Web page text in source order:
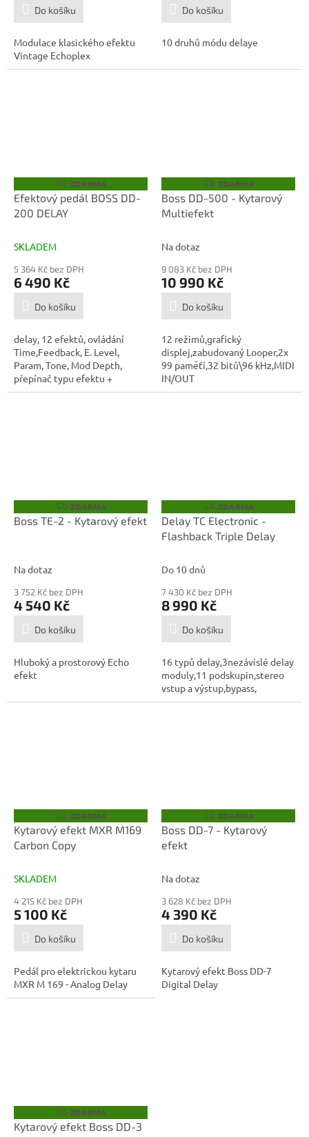
Do košíku
Modulace klasického efektu
Vintage Echoplex
Do košíku
10 druhů módu delaye
Z
D
A
R
ZDARMA
Efektový pedál BOSS DD-
200 DELAY
SKLADEM
5 364 Kč bez DPH
6 490 Kč
Do košíku
delay, 12 efektů, ovládání
Time,Feedback, E. Level,
Param, Tone, Mod Depth,
přepínač typu efektu +
přepínače Tap...
Z
D
A
R
ZDARMA
Boss DD-500 - Kytarový
Multiefekt
Na dotaz
9 083 Kč bez DPH
10 990 Kč
Do košíku
12 režimů,grafický
displej,zabudovaný Looper,2x
99 paměťí,32 bitů\96 kHz,MIDI
IN/OUT
Z
D
A
ZDARMA
Boss TE-2 - Kytarový efekt
Na dotaz
3 752 Kč bez DPH
4 540 Kč
Do košíku
Hluboký a prostorový Echo
efekt
Z
D
A
R
ZDARMA
Delay TC Electronic -
Flashback Triple Delay
Do 10 dnů
7 430 Kč bez DPH
8 990 Kč
Do košíku
16 typů delay,3nezávislé delay
moduly,11 podskupin,stereo
vstup a výstup,bypass,
Z
D
A
R
M
ZDARMA
Kytarový efekt MXR M169
Carbon Copy
SKLADEM
4 215 Kč bez DPH
5 100 Kč
Do košíku
Pedál pro elektrickou kytaru
MXR M 169 - Analog Delay
Z
D
A
ZDARMA
Boss DD-7 - Kytarový
efekt
Na dotaz
3 628 Kč bez DPH
4 390 Kč
Do košíku
Kytarový efekt Boss DD-7
Digital Delay
Z
D
A
ZDARMA
Kytarový efekt Boss DD-3